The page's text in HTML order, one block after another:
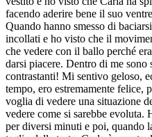
facendo aderire bene il suo
Quando hanno smesso di
incollati e ho visto che il
che vedere con il ballo perché
darsi piacere. Dentro di me sono
contrastanti! Mi sentivo geloso,
tempo, ero estremamente felice,
voglia di vedere una situazione
vedere come si sarebbe evoluta.
per diversi minuti e poi, quando